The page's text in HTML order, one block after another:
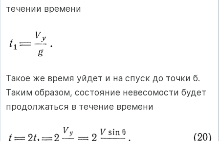
течении времени
Такое же время уйдет и на спуск до точки б.
Таким образом, состояние невесомости будет
продолжаться в течение времени